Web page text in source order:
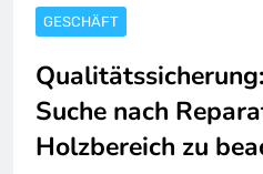
GESCHÄFT
Suche nach
Holzbereich zu